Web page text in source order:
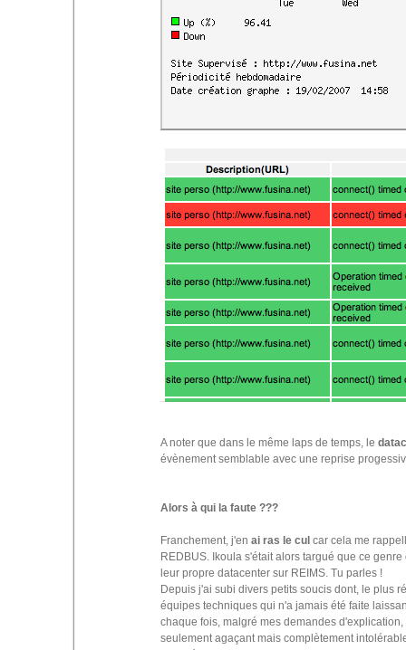
A noter que dans le même laps de temps, le
évènement semblable avec une reprise
Alors à qui la faute ???
Franchement, j'en ai ras le cul car cela me
REDBUS. Ikoula s'était alors targué que ce
leur propre datacenter sur REIMS. Tu parles !
Depuis j'ai subi divers petits soucis dont, le plus
équipes techniques qui n'a jamais été faite
chaque fois, malgré mes demandes
seulement agaçant mais complètement